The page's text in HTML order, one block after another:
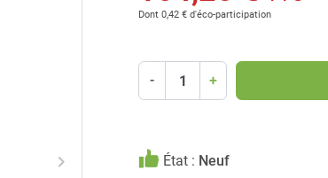
Suivant
keyboard_arrow_right
Dont 0,42 € d'éco-participation
- +
État : Neuf